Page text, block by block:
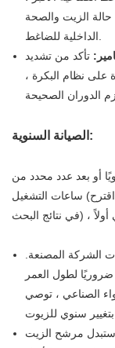
الزيت والصحة
الداخلية للضاغط.
تأكد من تشديد
على نظام البكرة ،
الصيانة السنوية:
أو بعد عدد محدد من
ساعات التشغيل (على سبيل المثال ، كل 2000 ساعة كما اقترح Avelair
الشركة المصنعة.
ضروريًا لطول العمر
الصناعي ، توصي
مرشح الزيت